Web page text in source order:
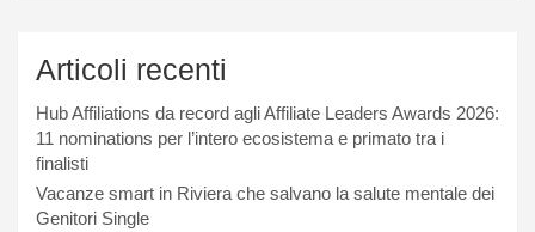
Articoli recenti
Hub Affiliations da record agli Affiliate Leaders Awards 2026:
11 nominations per l’intero ecosistema e primato tra i
finalisti
Vacanze smart in Riviera che salvano la salute mentale dei
Genitori Single